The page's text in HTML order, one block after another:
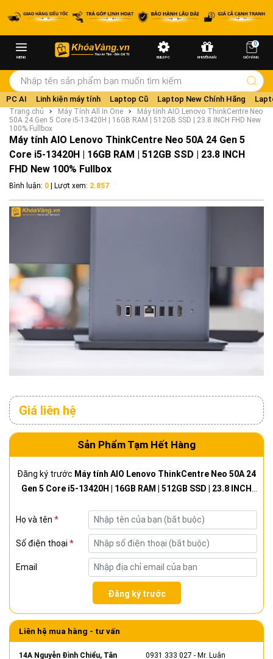
MENU BUILD PC KHUYẾN MÃI
0
GIỎ HÀNG
PC AI Linh kiện máy tính Laptop Cũ Laptop New Chính Hãng
Trang chủ Máy Tính All In One
Máy tính AIO Lenovo ThinkCentre Neo
50A 24 Gen 5 Core i5-13420H | 16GB RAM | 512GB SSD | 23.8 INCH FHD New
100% Fullbox
Máy tính AIO Lenovo ThinkCentre Neo 50A 24 Gen 5
Core i5-13420H | 16GB RAM | 512GB SSD | 23.8 INCH
FHD New 100% Fullbox
Bình luận: 0 | Lượt xem: 2.857
Giá liên hệ
Sản Phẩm Tạm Hết Hàng
Đăng ký trước Máy tính AIO Lenovo ThinkCentre Neo 50A 24
Gen 5 Core i5-13420H | 16GB RAM | 512GB SSD | 23.8 INCH
Họ và tên *
Số điện thoại *
Email
Đăng ký trước
Liên hệ mua hàng - tư vấn
14A Nguyễn Đình Chiểu, Tân
0931 333 027 - Mr. Luân